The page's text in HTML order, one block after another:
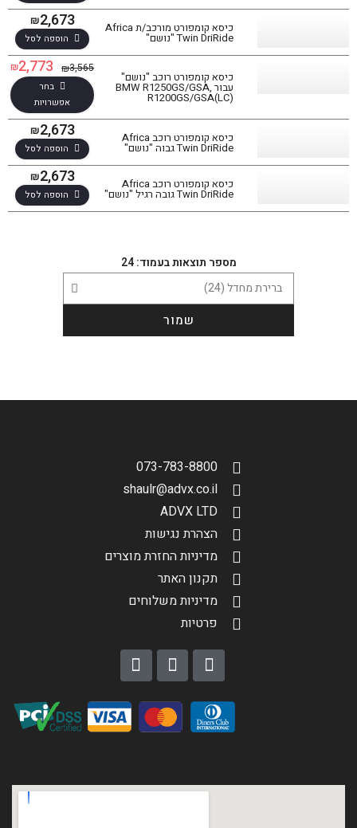
כיסא קומפורט מורכב/ת Africa
Twin DriRide "נושם"
₪2,673
הוספה לסל
כיסא קומפורט רוכב "נושם"
עבור BMW R1250GS/GSA,
R1200GS/GSA(LC)
₪3,565
₪2,773
בחר
אפשרויות
כיסא קומפורט רוכב Africa
Twin DriRide גבוה "נושם"
₪2,673
הוספה לסל
כיסא קומפורט רוכב Africa
Twin DriRide גובה רגיל "נושם"
₪2,673
הוספה לסל
מספר תוצאות בעמוד: 24
שמור
073-783-8800
shaulr@advx.co.il
ADVX LTD
הצהרת נגישות
מדיניות החזרת מוצרים
תקנון האתר
מדיניות משלוחים
פרטיות
סינון תוצאות
שליחה